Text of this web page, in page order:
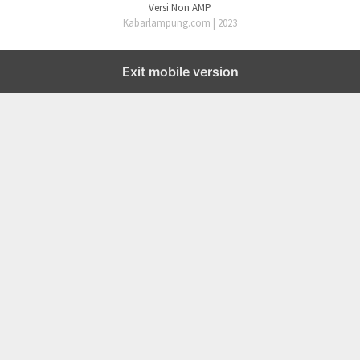
Versi Non AMP
Kabarlampung.com | 2023
Exit mobile version